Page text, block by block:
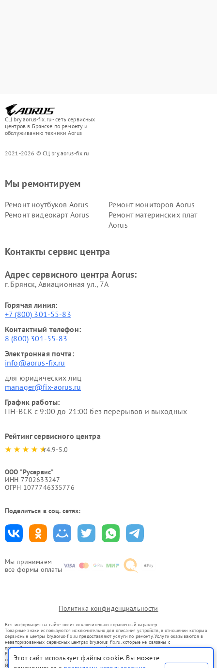
СЦ bry.aorus-fix.ru - сеть сервисных
центров в Брянске по ремонту и
обслуживанию техники Aorus
2021-2026 © СЦ bry.aorus-fix.ru
Мы принимаем
все формы оплаты
Мы ремонтируем
Ремонт ноутбуков Aorus
Ремонт мониторов Aorus
Ремонт видеокарт Aorus
Ремонт материнских плат
Aorus
Контакты сервис центра
Адрес сервисного центра Aorus:
г. Брянск, Авиационная ул., 7А
Горячая линия:
+7 (800) 301-55-83
Контактный телефон:
8 (800) 301-55-83
Электронная почта:
info@aorus-fix.ru
для юридических лиц
manager@fix-aorus.ru
График работы:
ПН-ВСК с 9:00 до 21:00 без перерывов и выходных
Рейтинг сервисного центра
4.9-5.0
ООО "Русервис"
ИНН 7702633247
ОГРН 1077746335776
Поделиться в соц. сетях:
Политика конфиденциальности
Вся информация на сайте носит исключительно справочный характер.
Товарные знаки используются исключительно для описания устройств, в отношении которых
сервисные центры bry.aorus-fix.ru предоставляют услуги по ремонту. Услуги оказываются в
неавторизованных сервисных центрах bry.aorus-fix.ru, которые не связаны с
правообладателями товарных знаков или их официальными представителями.
Ремонт осуществляется для устройств, уже введенных в гражданский оборот в соответствии
со статьей 1487 ГК РФ.
Использование товарных знаков не преследует цели индивидуализации услуг или введения
Этот сайт использует файлы cookie. Вы можете